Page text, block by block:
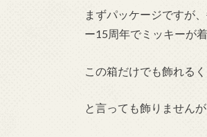
まずパッケージですが
ー15周年でミッキーが
この箱だけでも飾れる
と言っても飾りません